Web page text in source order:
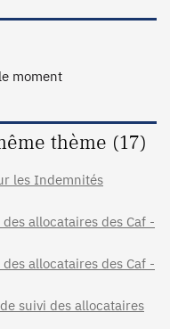
moment
thème (17)
les Indemnités
allocataires des Caf -
allocataires des Caf -
suivi des allocataires